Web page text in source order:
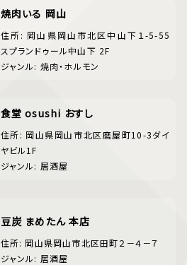
焼肉いる 岡山
住所: 岡山県岡山市北区中山下１-5-55
スプランドゥール中山下 2F
ジャンル: 焼肉・ホルモン
食堂 osushi おすし
住所: 岡山県岡山市北区磨屋町10-3ダイ
ヤビル1F
ジャンル: 居酒屋
豆炭 まめたん 本店
住所: 岡山県岡山市北区田町２－４－７
ジャンル: 居酒屋